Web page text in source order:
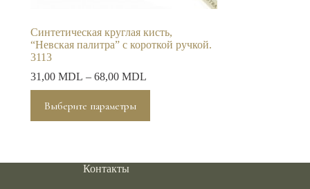
Синтетическая круглая кисть,
“Невская палитра” с короткой ручкой.
3113
31,00 MDL – 68,00 MDL
Выберите параметры
товар
имеет
Контакты